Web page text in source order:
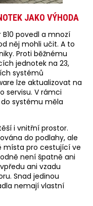
JAKO VÝHODA
povedl a mnozí
něj mohli učit. A to
Proti běžnému
jednotek na 23,
systémů
lze aktualizovat na
servisu. V rámci
systému měla
i vnitřní prostor.
do podlahy, ale
místa pro cestující ve
není špatně ani
ani vzadu
Snad jedinou
nemají vlastní